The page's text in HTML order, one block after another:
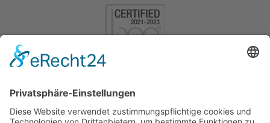
KONTAKT